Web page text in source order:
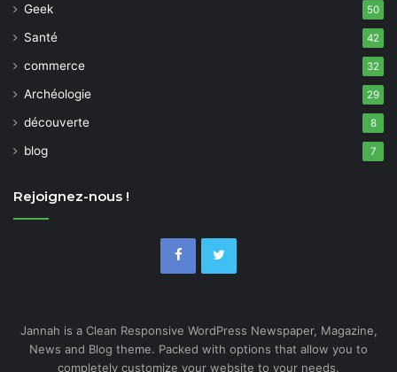
Geek 50
Santé 42
commerce 32
Archéologie 29
découverte 8
blog 7
Rejoignez-nous !
Jannah is a Clean Responsive WordPress Newspaper, Magazine,
News and Blog theme. Packed with options that allow you to
completely customize your website to your needs.